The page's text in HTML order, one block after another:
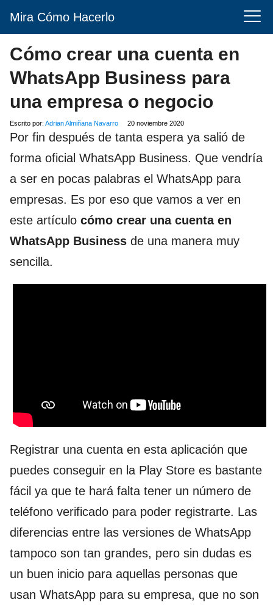
Mira Cómo Hacerlo
Cómo crear una cuenta en
WhatsApp Business para
una empresa o negocio
Escrito por: Adrian Almiñana Navarro 20 noviembre 2020
Por fin después de tanta espera ya salió de
forma oficial WhatsApp Business. Que vendría
a ser en pocas palabras el WhatsApp para
empresas. Es por eso que vamos a ver en
este artículo cómo crear una cuenta en
WhatsApp Business de una manera muy
sencilla.
Registrar una cuenta en esta aplicación que
puedes conseguir en la Play Store es bastante
fácil ya que te hará falta tener un número de
teléfono verificado para poder registrarte. Las
diferencias entre las versiones de WhatsApp
tampoco son tan grandes, pero sin dudas es
un buen inicio para aquellas personas que
usan WhatsApp para su empresa, que no son